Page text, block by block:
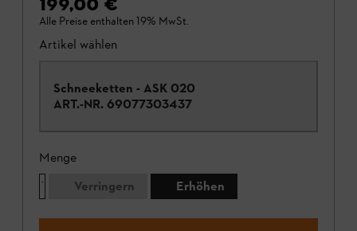
Alle Preise enthalten 19% MwSt.
Artikel wählen
Schneeketten - ASK 020
ART.-NR. 69077303437
Menge
Verringern
Erhöhen